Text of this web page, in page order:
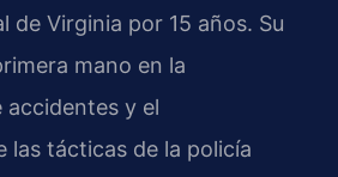
de Virginia por 15 años. Su
mano en la
accidentes y el
las tácticas de la policía